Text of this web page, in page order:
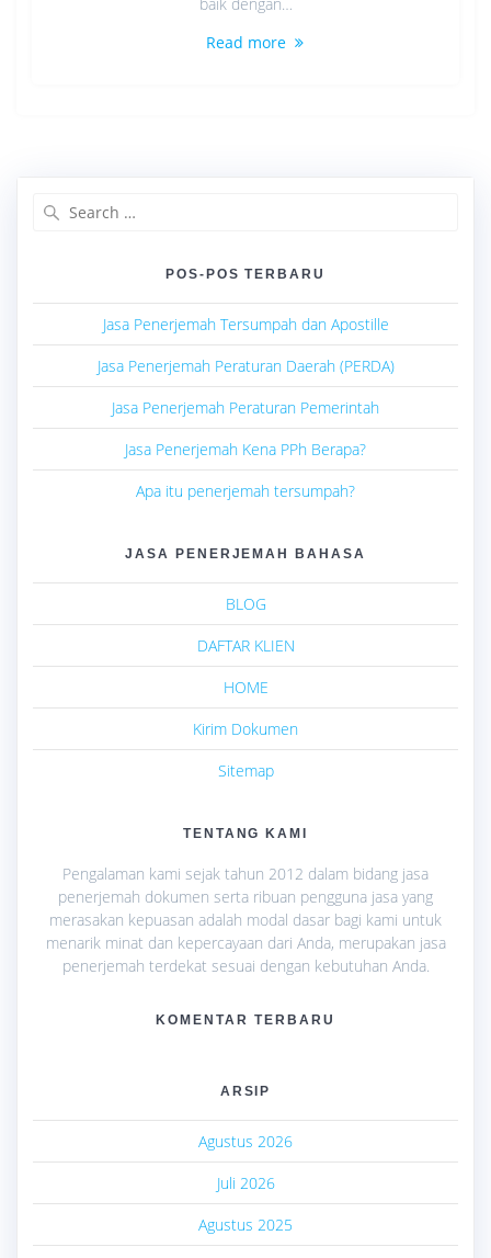
Read more
POS-POS TERBARU
Jasa Penerjemah Tersumpah dan Apostille
Jasa Penerjemah Peraturan Daerah (PERDA)
Jasa Penerjemah Peraturan Pemerintah
Jasa Penerjemah Kena PPh Berapa?
Apa itu penerjemah tersumpah?
JASA PENERJEMAH BAHASA
BLOG
DAFTAR KLIEN
HOME
Kirim Dokumen
Sitemap
TENTANG KAMI
Pengalaman kami sejak tahun 2012 dalam bidang jasa
penerjemah dokumen serta ribuan pengguna jasa yang
merasakan kepuasan adalah modal dasar bagi kami untuk
menarik minat dan kepercayaan dari Anda, merupakan jasa
penerjemah terdekat sesuai dengan kebutuhan Anda.
KOMENTAR TERBARU
ARSIP
Agustus 2026
Juli 2026
Agustus 2025